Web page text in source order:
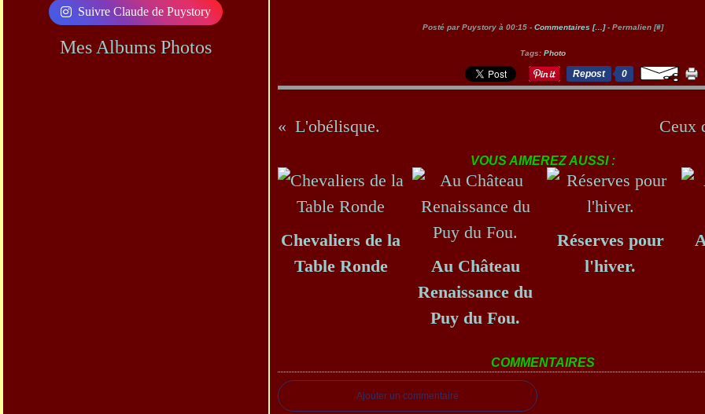
Suivre Claude de Puystory
Mes Albums Photos
Posté par Puystory à 00:15 - Commentaires [… ]- Permalien [#]
Tags: Photo
Repost 0
L'obélisque. Ceux
VOUS AIMEREZ AUSSI :
Chevaliers de la
Table Ronde
Au Château
Renaissance du
Puy du Fou.
Réserves pour
l'hiver.
COMMENTAIRES
Ajouter un commentaire